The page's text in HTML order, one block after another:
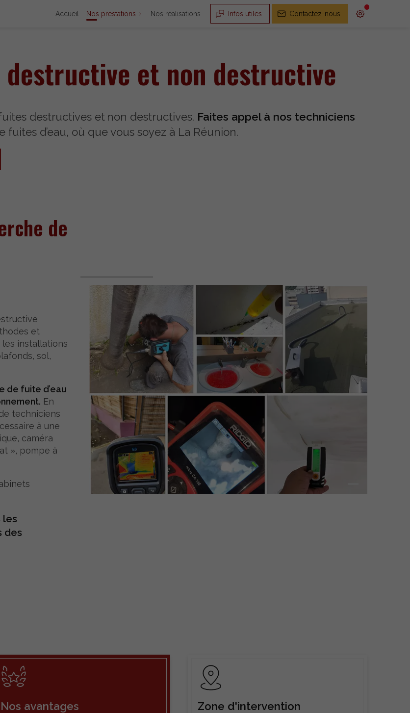
Accueil Nos prestations Nos réalisations Infos utiles Contactez-nous
et non destructive
destructives et non destructives. Faites appel à nos techniciens
d’eau, où que vous soyez à La Réunion.
de
et
installations
sol,
de fuite d’eau
En
techniciens
à une
caméra
», pompe à
les
des
Nos avantages Zone d'intervention